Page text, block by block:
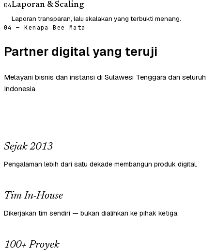
04Laporan & Scaling
Laporan transparan, lalu skalakan yang terbukti menang.
04 — Kenapa Bee Mata
Partner digital yang teruji
Melayani bisnis dan instansi di Sulawesi Tenggara dan seluruh
Indonesia.
Sejak 2013
Pengalaman lebih dari satu dekade membangun produk digital.
Tim In-House
Dikerjakan tim sendiri — bukan dialihkan ke pihak ketiga.
100+ Proyek